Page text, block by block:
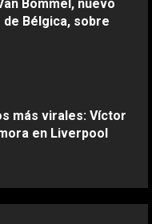
con senderuelas
Bommel, nuevo
Bélgica, sobre
más virales: Víctor
en Liverpool